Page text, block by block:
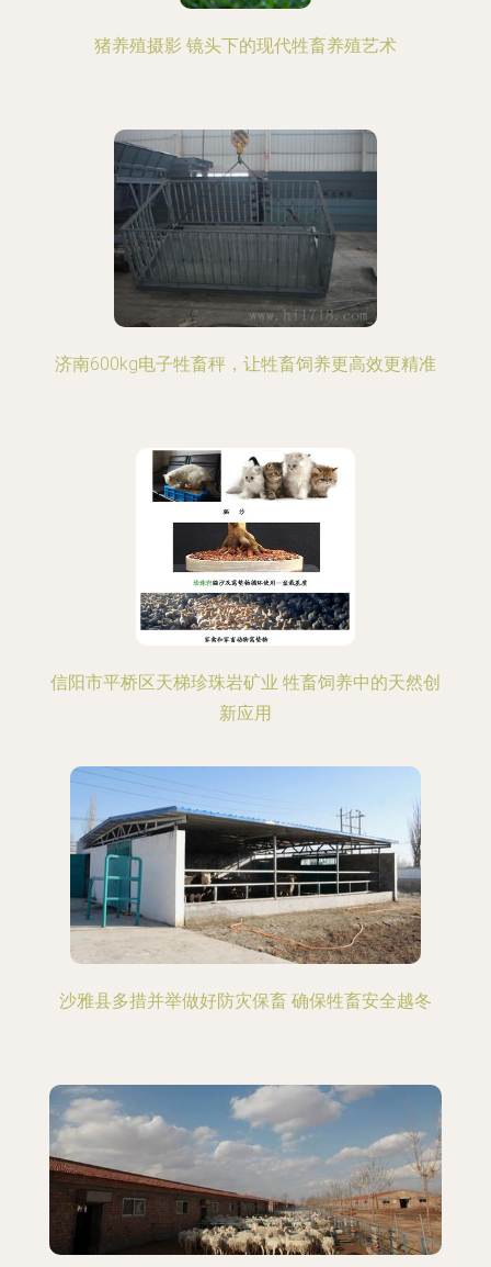
猪养殖摄影 镜头下的现代牲畜养殖艺术
济南600kg电子牲畜秤，让牲畜饲养更高效更精准
信阳市平桥区天梯珍珠岩矿业 牲畜饲养中的天然创
新应用
沙雅县多措并举做好防灾保畜 确保牲畜安全越冬